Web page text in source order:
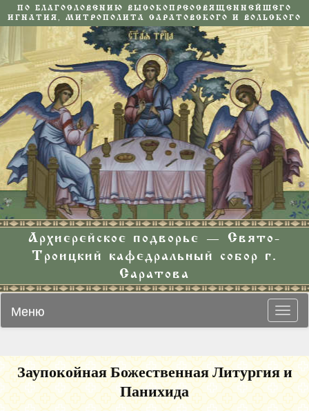
ПО БЛАГОСЛОВЕНИЮ ВЫСОКОПРЕОСВЯЩЕННЕЙШЕГО
ИГНАТИЯ, МИТРОПОЛИТА САРАТОВСКОГО И ВОЛЬСКОГО
Архиерейское подворье — Свято-
Троицкий кафедральный собор г.
Саратова
Меню
Заупокойная Божественная Литургия и
Панихида